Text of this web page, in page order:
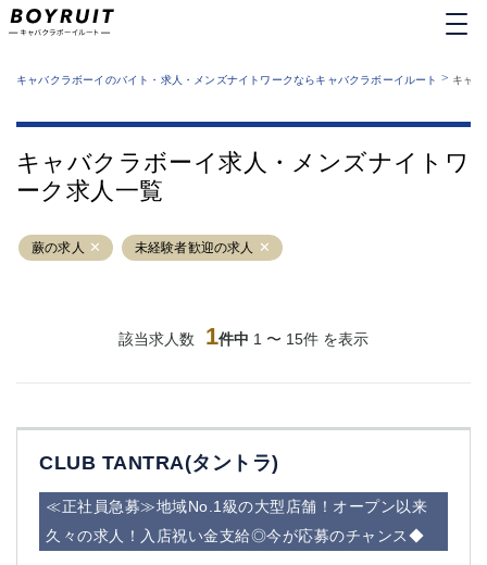
業種から探す
運営者情報
サイトマップ
キャバクラボーイのバイト・求人・メンズナイトワークならキャバクラボーイルート > キャ
キャバクラボーイ求人・メンズナイトワ
ーク求人一覧
蕨の求人 未経験者歓迎の求人
該当求人数 1件中 1 〜 15件 を表示
CLUB TANTRA(タントラ)
≪正社員急募≫地域No.1級の大型店舗！オープン以来
久々の求人！入店祝い金支給◎今が応募のチャンス◆
六本木
池袋
新橋
渋谷
大和
立川
①六本木 ②西麻布
大山
赤坂
高円寺
蒲田東口
多摩センター